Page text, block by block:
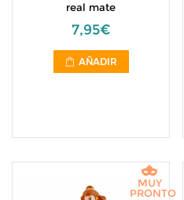
real mate
7,95€
AÑADIR
MUY
PRONTO